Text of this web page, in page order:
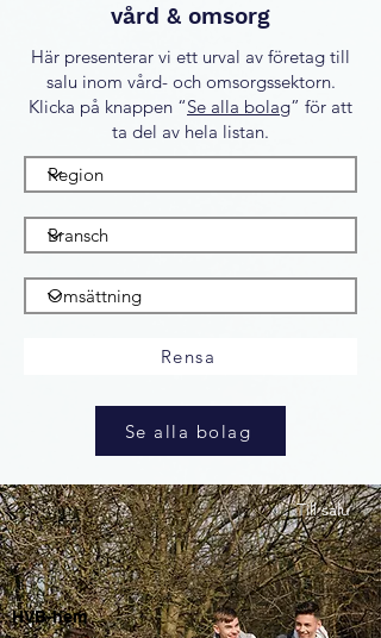
vård & omsorg
Här presenterar vi ett urval av företag till
salu inom vård- och omsorgssektorn.
Klicka på knappen “Se alla bolag” för att
ta del av hela listan.
Rensa
Se alla bolag
Till salu
HVB-hem